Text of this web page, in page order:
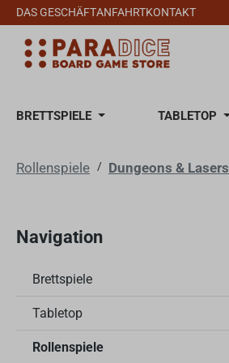
Hauptinhalt springen
Zur Suche springen
Zur Hauptnavigation springen
DAS GESCHÄFTANFAHRTKONTAKT
BRETTSPIELE TABLETOP
Rollenspiele / Dungeons & Lasers
Navigation
Brettspiele
Tabletop
Rollenspiele